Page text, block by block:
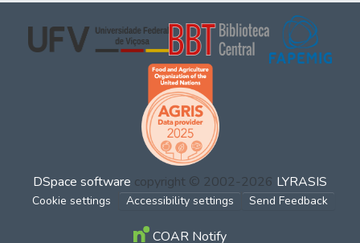
DSpace software copyright © 2002-2026 LYRASIS
Cookie settings Accessibility settings Send Feedback
COAR Notify